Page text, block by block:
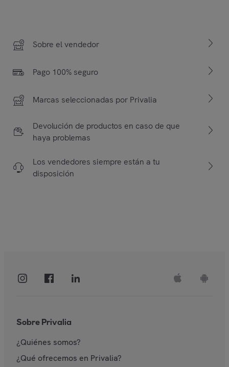
Sobre el vendedor
Pago 100% seguro
Marcas seleccionadas por Privalia
Devolución de productos en caso de que
haya problemas
Los vendedores siempre están a tu
disposición
Sobre Privalia
¿Quiénes somos?
¿Qué ofrecemos en Privalia?